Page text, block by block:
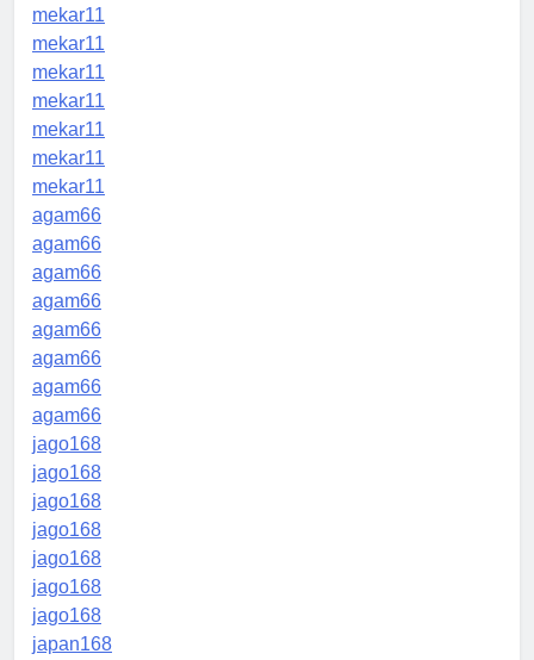
mekar11
mekar11
mekar11
mekar11
mekar11
mekar11
mekar11
agam66
agam66
agam66
agam66
agam66
agam66
agam66
agam66
jago168
jago168
jago168
jago168
jago168
jago168
jago168
japan168